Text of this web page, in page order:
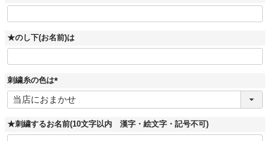
★のし下(お名前)は
刺繍糸の色は
(
必
須
★刺繍するお名前(10文字以内 漢字・絵文字・記号不可)